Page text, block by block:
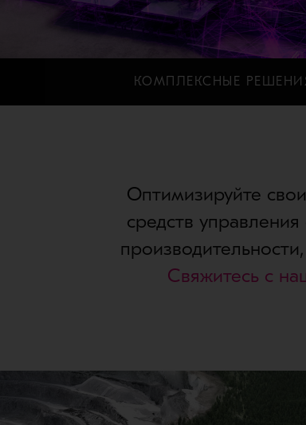
КОМПЛЕКСНЫЕ
Оптимизируйте
средств
Свяжитесь с